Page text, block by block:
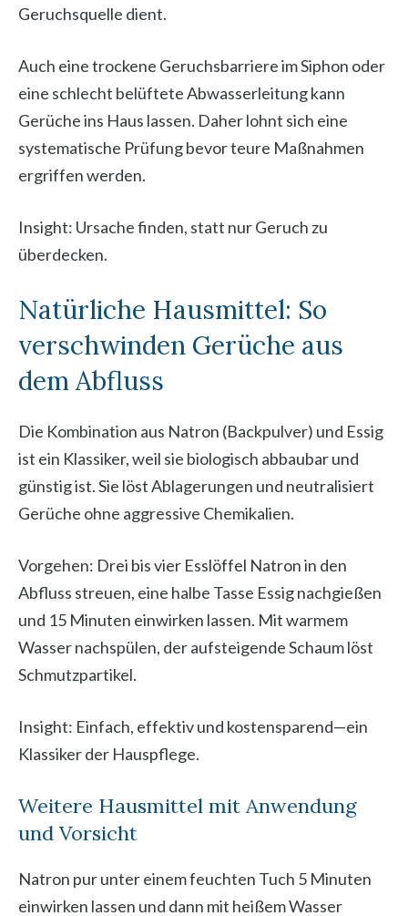
Geruchsquelle dient.
Auch eine trockene Geruchsbarriere im Siphon oder
eine schlecht belüftete Abwasserleitung kann
Gerüche ins Haus lassen. Daher lohnt sich eine
systematische Prüfung bevor teure Maßnahmen
ergriffen werden.
Insight: Ursache finden, statt nur Geruch zu
überdecken.
Natürliche Hausmittel: So
verschwinden Gerüche aus
dem Abfluss
Die Kombination aus Natron (Backpulver) und Essig
ist ein Klassiker, weil sie biologisch abbaubar und
günstig ist. Sie löst Ablagerungen und neutralisiert
Gerüche ohne aggressive Chemikalien.
Vorgehen: Drei bis vier Esslöffel Natron in den
Abfluss streuen, eine halbe Tasse Essig nachgießen
und 15 Minuten einwirken lassen. Mit warmem
Wasser nachspülen, der aufsteigende Schaum löst
Schmutzpartikel.
Insight: Einfach, effektiv und kostensparend—ein
Klassiker der Hauspflege.
Weitere Hausmittel mit Anwendung
und Vorsicht
Natron pur unter einem feuchten Tuch 5 Minuten
einwirken lassen und dann mit heißem Wasser